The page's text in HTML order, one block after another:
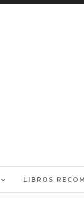
LIBROS